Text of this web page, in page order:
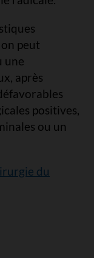
peut
une
après
positives,
ou un
du